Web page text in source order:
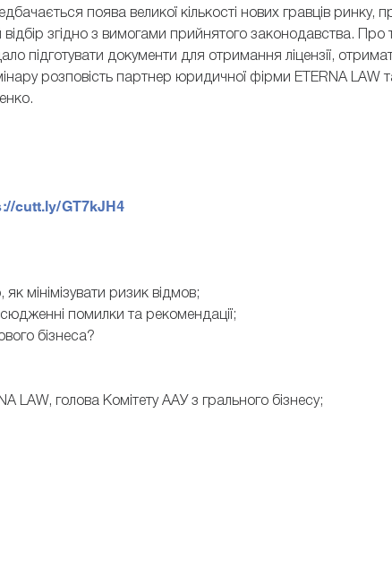
поява великої кількості нових гравців ринку,
згідно з вимогами прийнятого законодавства. Про
підготувати документи для отримання ліцензії,
розповість партнер юридичної фірми ETERNA LAW
cutt.ly/GT7kJH4
як мінімізувати ризик відмов;
помилки та рекомендації;
бізнеса?
LAW, голова Комітету ААУ з грального бізнесу;